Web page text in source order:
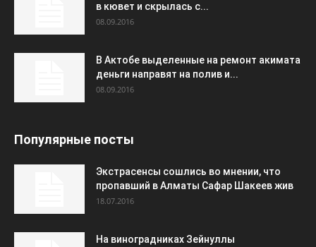
в кювет и скрылась с...
08.09.2016
В Актобе выделенные на ремонт акимата
деньги направят на полив и...
08.09.2016
Популярные посты
Экстрасенсы сошлись во мнении, что
пропавший в Алматы Сафар Шакеев жив
18.07.2016
На виноградниках Зейнуллы